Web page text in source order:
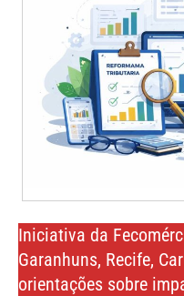
Iniciativa da
Garanhuns, Recife,
orientações sobre